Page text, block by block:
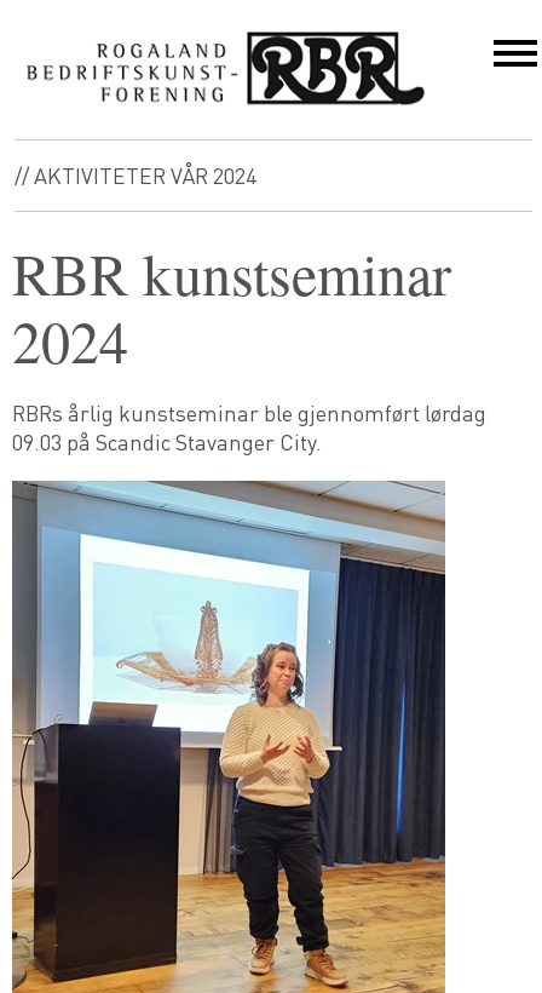
// AKTIVITETER VÅR 2024
RBR kunstseminar
2024
RBRs årlig kunstseminar ble gjennomført lørdag
09.03 på Scandic Stavanger City.